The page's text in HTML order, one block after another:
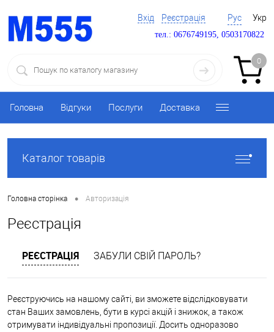
Вхід Реєстрація Рус Укр
тел.: 0676749195, 0503170822
0
Головна Відгуки Послуги Доставка
Каталог товарів
Головна сторінка • Авторизація
Реєстрація
РЕЄСТРАЦІЯ ЗАБУЛИ СВІЙ ПАРОЛЬ?
Реєструючись на нашому сайті, ви зможете відслідковувати
стан Ваших замовлень, бути в курсі акцій і знижок, а також
отримувати індивідуальні пропозиції. Досить одноразово